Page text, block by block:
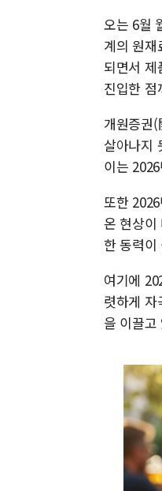
오는 6월
계의 원
되면서
진입한
개원증권
살아나지
이는
또한
온 현상이
한 동력이
여기에
렷하게
을 이끌